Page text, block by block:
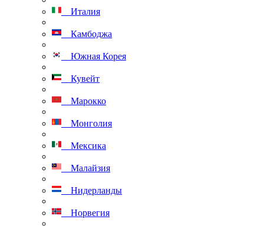
Италия
Камбоджа
Южная Корея
Кувейт
Марокко
Монголия
Мексика
Малайзия
Нидерланды
Норвегия